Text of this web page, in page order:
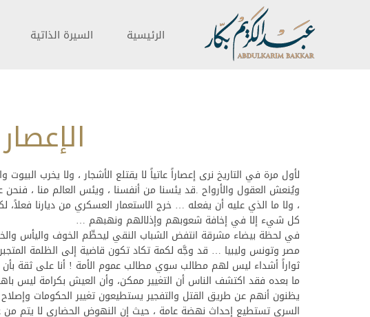
الرئيسية السيرة الذاتية
لأول مرة في التاريخ نرى إعصاراً عاتياً لا يقتلع الأشجار ، ولا يخرب
ويُنعش العقول والأرواح .قد يئسنا من أنفسنا ، ويئس العالم منا ، فنحن
، ولا ما الذي عليه أن يفعله … خرج الاستعمار العسكري من ديارنا فعلاً،
كل شيء إلا في إخافة شعوبهم وإذلالهم ونهبهم …
في لحظة بيضاء مشرقة انتفض الشباب النقي ليحطِّم الخوف واليأس
مصر وتونس وليبيا … قد وجَّه لكمة تكاد تكون قاضية إلى الظلمة
ثواراً أشداء ليس لهم مطالب سوي مطالب عموم الأمة ! أنا على ثقة بأن
ما بعده فقد اكتشف الناس أن التغيير ممكن، وأن العيش بكرامة ليس
يظنون أنهم عن طريق القتل والتفجير يستطيعون تغيير الحكومات
السري تستطيع إحداث نهضة عامة ، حيث إن النهوض الحضاري لا يتم من